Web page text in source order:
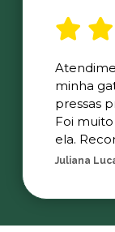
minha
pressas
Foi
ela.
Juliana